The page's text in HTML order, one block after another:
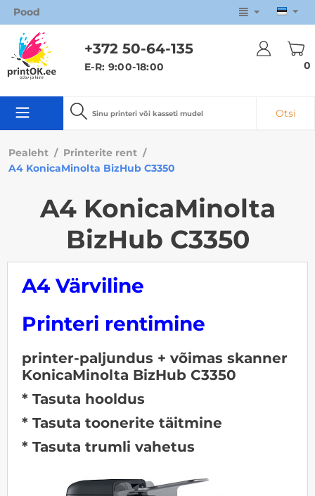
Pood
Otsi
+372 50-64-135
E-R: 9:00-18:00 0
Pealeht / Printerite rent /
A4 KonicaMinolta BizHub C3350
A4 KonicaMinolta
BizHub C3350
A4 Värviline
Printeri rentimine
printer-paljundus + võimas skanner
KonicaMinolta BizHub C3350
* Tasuta hooldus
* Tasuta toonerite täitmine
* Tasuta trumli vahetus